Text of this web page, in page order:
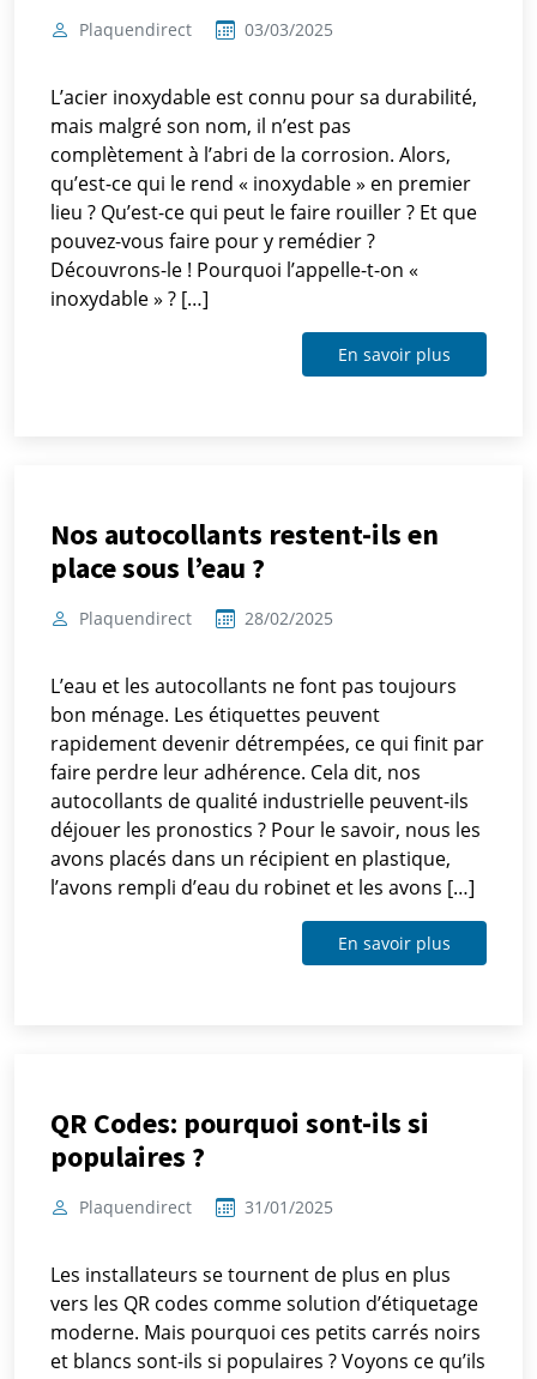
Plaquendirect 03/03/2025
L’acier inoxydable est connu pour sa durabilité,
mais malgré son nom, il n’est pas
complètement à l’abri de la corrosion. Alors,
qu’est-ce qui le rend « inoxydable » en premier
lieu ? Qu’est-ce qui peut le faire rouiller ? Et que
pouvez-vous faire pour y remédier ?
Découvrons-le ! Pourquoi l’appelle-t-on «
inoxydable » ? […]
En savoir plus
Nos autocollants restent-ils en
place sous l’eau ?
Plaquendirect 28/02/2025
L’eau et les autocollants ne font pas toujours
bon ménage. Les étiquettes peuvent
rapidement devenir détrempées, ce qui finit par
faire perdre leur adhérence. Cela dit, nos
autocollants de qualité industrielle peuvent-ils
déjouer les pronostics ? Pour le savoir, nous les
avons placés dans un récipient en plastique,
l’avons rempli d’eau du robinet et les avons […]
En savoir plus
QR Codes: pourquoi sont-ils si
populaires ?
Plaquendirect 31/01/2025
Les installateurs se tournent de plus en plus
vers les QR codes comme solution d’étiquetage
moderne. Mais pourquoi ces petits carrés noirs
et blancs sont-ils si populaires ? Voyons ce qu’ils